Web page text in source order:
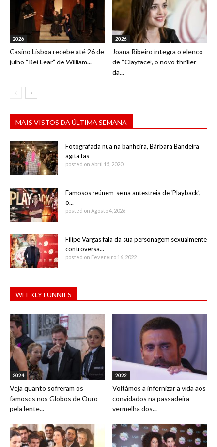
2026
Casino Lisboa recebe até 26 de
julho “Rei Lear” de William...
2026
Joana Ribeiro integra o elenco
de “Clayface”, o novo thriller
da...
MAIS VISTOS DA ÚLTIMA SEMANA
Fotografada nua na banheira, Bárbara Bandeira
agita fãs
posted on Abril 15, 2020
Famosos reúnem-se na antestreia de ‘Playback’,
o...
posted on Agosto 4, 2026
Filipe Vargas fala da sua personagem sexualmente
controversa...
posted on Fevereiro 16, 2022
WEEKLY FUNNIES
2024
Veja quanto sofreram os
famosos nos Globos de Ouro
pela lente...
2022
Voltámos a infernizar a vida aos
convidados na passadeira
vermelha dos...